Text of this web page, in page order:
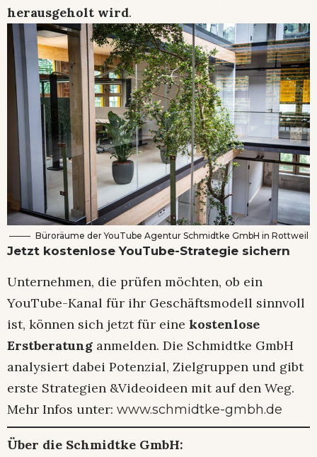
herausgeholt wird.
Büroräume der YouTube Agentur Schmidtke GmbH in Rottweil
Jetzt kostenlose YouTube-Strategie sichern
Unternehmen, die prüfen möchten, ob ein
YouTube-Kanal für ihr Geschäftsmodell sinnvoll
ist, können sich jetzt für eine kostenlose
Erstberatung anmelden. Die Schmidtke GmbH
analysiert dabei Potenzial, Zielgruppen und gibt
erste Strategien &Videoideen mit auf den Weg.
Mehr Infos unter: www.schmidtke-gmbh.de
Über die Schmidtke GmbH: